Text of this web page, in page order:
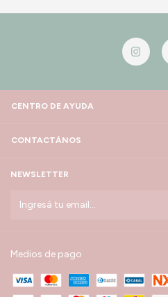
CENTRO DE AYUDA
CONTACTÁNOS
NEWSLETTER
Medios de pago